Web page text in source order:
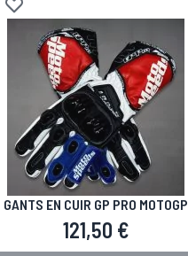
Ajouter à la liste d'achats
GANTS EN CUIR GP PRO MOTOGP
121,50 €